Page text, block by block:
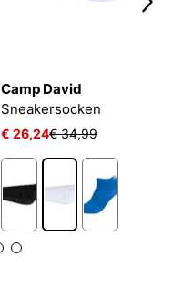
Camp David
Sneakersocken
€ 26,24€ 34,99